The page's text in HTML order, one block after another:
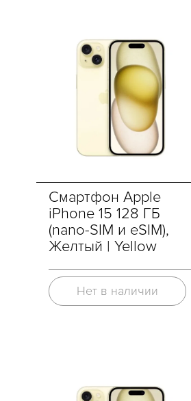
Смартфон Apple
iPhone 15 128 ГБ
(nano-SIM и eSIM),
Желтый | Yellow
Нет в наличии